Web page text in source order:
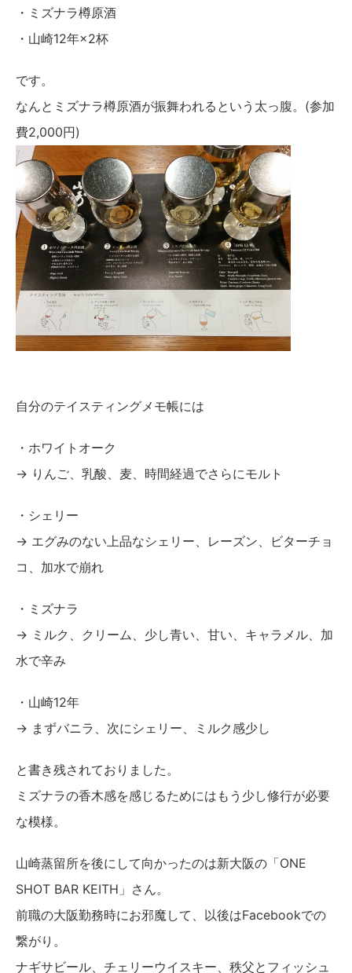
・ミズナラ樽原酒
・山崎12年×2杯
です。
なんとミズナラ樽原酒が振舞われるという太っ腹。(参加
費2,000円)
自分のテイスティングメモ帳には
・ホワイトオーク
→ りんご、乳酸、麦、時間経過でさらにモルト
・シェリー
→ エグみのない上品なシェリー、レーズン、ビターチョ
コ、加水で崩れ
・ミズナラ
→ ミルク、クリーム、少し青い、甘い、キャラメル、加
水で辛み
・山崎12年
→ まずバニラ、次にシェリー、ミルク感少し
と書き残されておりました。
ミズナラの香木感を感じるためにはもう少し修行が必要
な模様。
山崎蒸留所を後にして向かったのは新大阪の「ONE
SHOT BAR KEITH」さん。
前職の大阪勤務時にお邪魔して、以後はFacebookでの
繋がり。
ナギサビール、チェリーウイスキー、秩父とフィッシュ